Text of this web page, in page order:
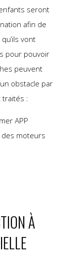
seront
afin de
qu’ils vont
pour pouvoir
peuvent
obstacle par
traités :
APP
des moteurs
À